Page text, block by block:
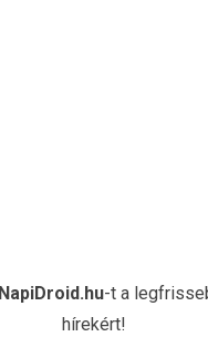
NapiDroid.hu-t a
hírekért!